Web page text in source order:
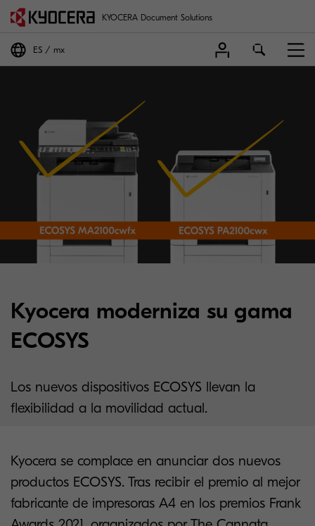
KYOCERA Document Solutions
ES mx
Kyocera moderniza su gama
ECOSYS
Los nuevos dispositivos ECOSYS llevan la
flexibilidad a la movilidad actual.
Kyocera se complace en anunciar dos nuevos
productos ECOSYS. Tras recibir el premio al mejor
fabricante de impresoras A4 en los premios Frank